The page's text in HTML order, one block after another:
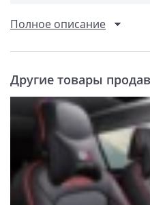
Полное описание
Другие товары